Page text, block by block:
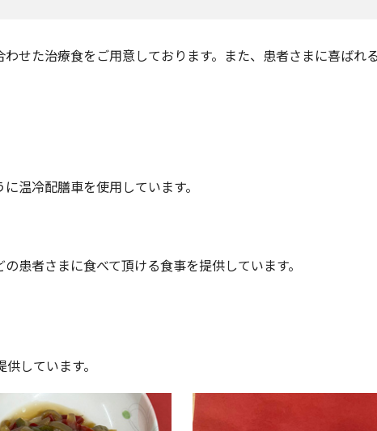
せた治療食をご用意しております。また、患者さまに喜ばれ
温冷配膳車を使用しています。
患者さまに食べて頂ける食事を提供しています。
しています。